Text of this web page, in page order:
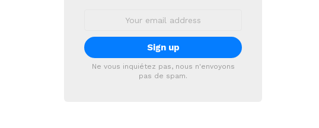
Ne vous inquiétez pas, nous n'envoyons
pas de spam.